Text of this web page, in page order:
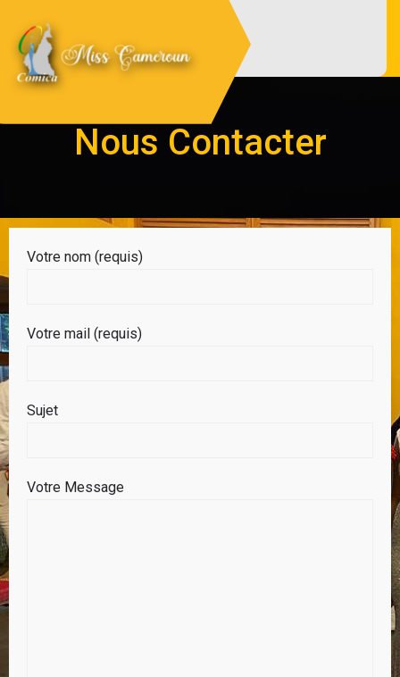
Miss Cameroun
Site officiel du comité d'organisation
Miss Cameroun
Nous Contacter
Votre nom (requis)
Votre mail (requis)
Sujet
Votre Message